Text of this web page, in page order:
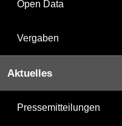
Open Data
Vergaben
Aktuelles
Pressemitteilungen